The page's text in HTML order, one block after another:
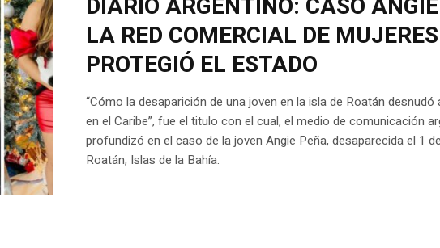
LA RED COMERCIAL DE
PROTEGIÓ EL ESTADO
“Cómo la desaparición de una joven en la isla de Roatán desnudó
en el Caribe”, fue el titulo con el cual, el medio de comunicación
profundizó en el caso de la joven Angie Peña, desaparecida el 1
Roatán, Islas de la Bahía.